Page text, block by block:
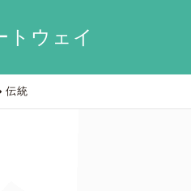
トウェイ
伝統